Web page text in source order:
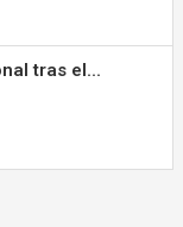
tras el...